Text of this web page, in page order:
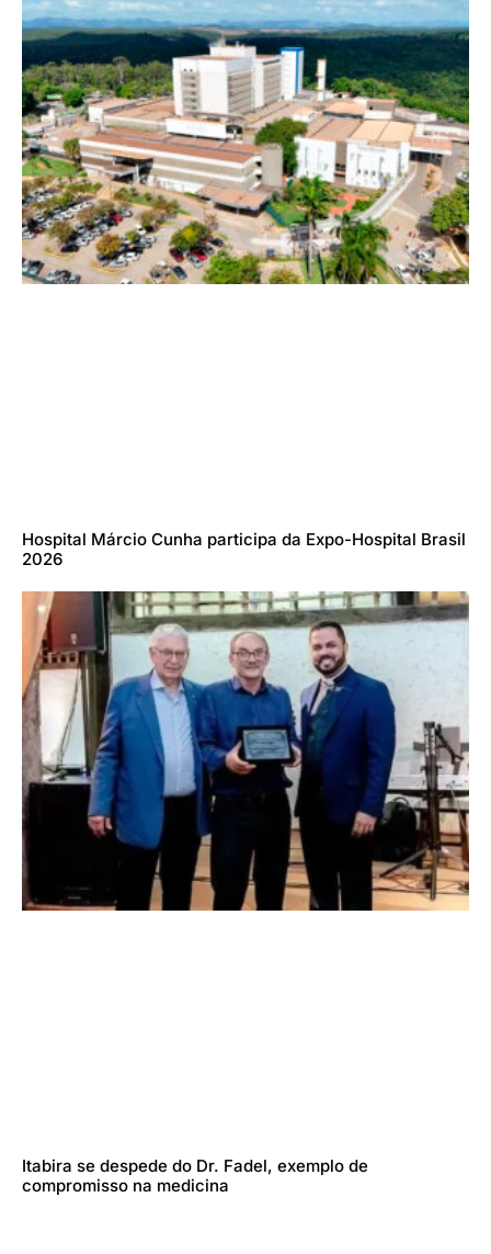
Hospital Márcio Cunha participa da Expo-Hospital Brasil
2026
Itabira se despede do Dr. Fadel, exemplo de
compromisso na medicina